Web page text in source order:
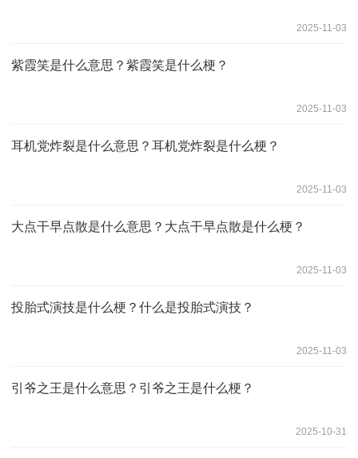
2025-11-03
紫霞笑是什么意思？紫霞笑是什么梗？
2025-11-03
耳机党炸裂是什么意思？耳机党炸裂是什么梗？
2025-11-03
大点干早点散是什么意思？大点干早点散是什么梗？
2025-11-03
投胎式演技是什么梗？什么是投胎式演技？
2025-11-03
引爷之王是什么意思？引爷之王是什么梗？
2025-10-31